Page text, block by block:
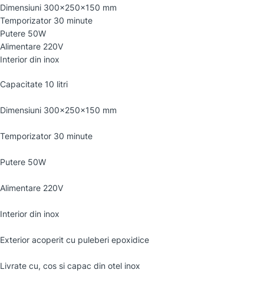
Dimensiuni 300x250x150 mm
Temporizator 30 minute
Putere 50W
Alimentare 220V
Interior din inox
Capacitate 10 litri
Dimensiuni 300x250x150 mm
Temporizator 30 minute
Putere 50W
Alimentare 220V
Interior din inox
Exterior acoperit cu puleberi epoxidice
Livrate cu, cos si capac din otel inox